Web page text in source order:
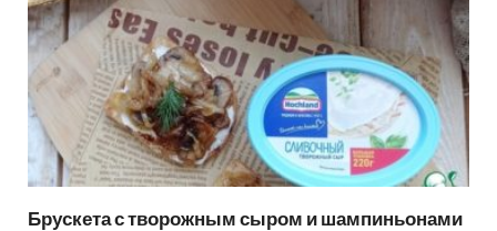
Брускета с творожным сыром и шампиньонами